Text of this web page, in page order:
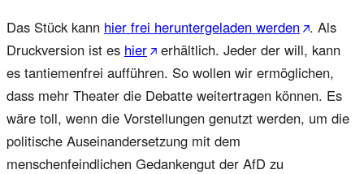
Das Stück kann hier frei heruntergeladen werden . Als
Druckversion ist es hier
erhältlich. Jeder der will, kann
es tantiemenfrei aufführen. So wollen wir ermöglichen,
dass mehr Theater die Debatte weitertragen können. Es
wäre toll, wenn die Vorstellungen genutzt werden, um die
politische Auseinandersetzung mit dem
menschenfeindlichen Gedankengut der AfD zu